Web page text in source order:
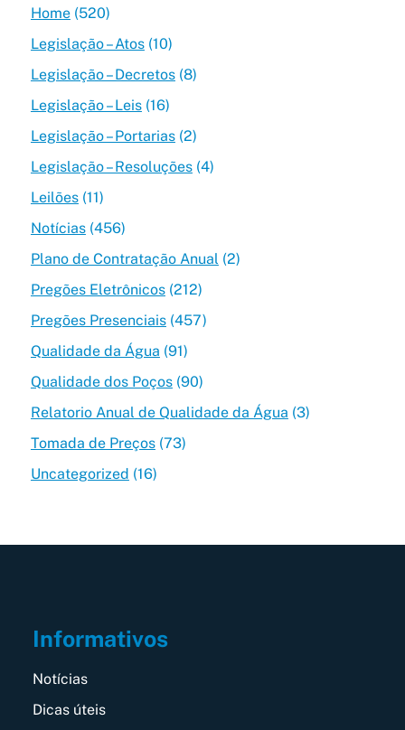
Home(520)
Legislação – Atos(10)
Legislação – Decretos(8)
Legislação – Leis(16)
Legislação – Portarias(2)
Legislação – Resoluções(4)
Leilões(11)
Notícias(456)
Plano de Contratação Anual (2)
Pregões Eletrônicos(212)
Pregões Presenciais(457)
Qualidade da Água (91)
Qualidade dos Poços(90)
Relatorio Anual de Qualidade da Água (3)
Tomada de Preços(73)
Uncategorized (16)
Informativos
Notícias
Dicas úteis